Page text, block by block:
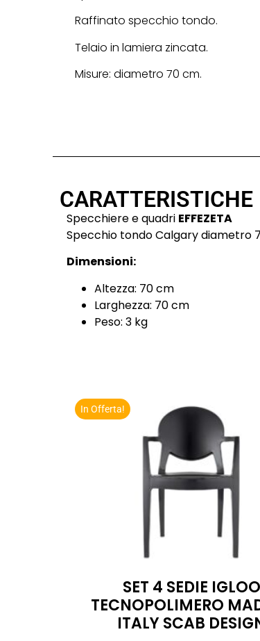
Raffinato specchio tondo.
Telaio in lamiera zincata.
Misure: diametro 70 cm.
CARATTERISTICHE
Specchiere e quadri EFFEZETA
Specchio tondo Calgary diametro
Dimensioni:
Altezza: 70 cm
Larghezza: 70 cm
Peso: 3 kg
In Offerta!
SET 4 SEDIE IGLOO
TECNOPOLIMERO
ITALY SCAB